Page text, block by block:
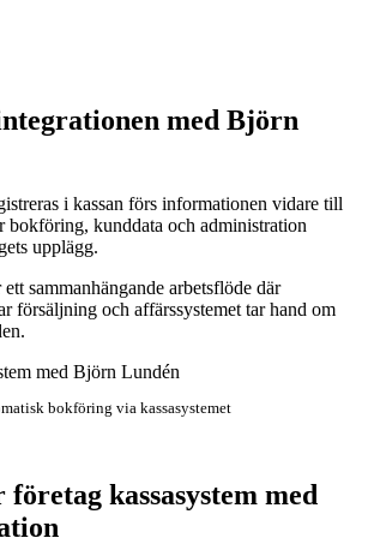
med Björn
i kassan förs informationen vidare till
bokföring, kunddata och administration
upplägg.
sammanhängande arbetsflöde där
försäljning och affärssystemet tar hand om
bokföring via kassasystemet
kassasystem med